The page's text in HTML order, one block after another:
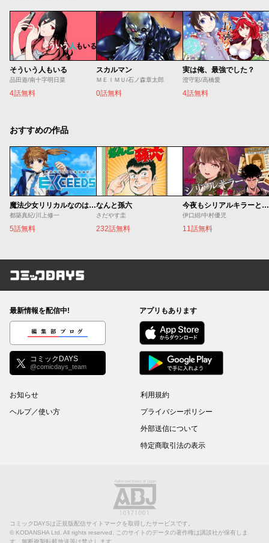
そういう人もいる
品田遊/南十字明日菜
4話無料
スカルマン
ＭＥＩＭＵ/石ノ森章太郎
0話無料
実は俺、最強でした？
澄守彩/高橋愛
4話無料
おすすめの作品
魔法少女リリカルなのは EXCEEDS
都築真紀/川上修一
5話無料
なんと孫六
さだやす圭
232話無料
今夜もシリアルキラーと待ち合わせ
伊口紺/中村優児
11話無料
コミックDAYS
最新情報を配信中!
編集部ブログ
コミックDAYS
@comicdays_team
アプリもあります
お知らせ
ヘルプ／使い方
利用規約
プライバシーポリシー
外部送信について
特定商取引法の表示
コミックDAYSは正規版配信サイトマークを取得したサービスです。
© KODANSHA Ltd. All rights reserved. このサイトのデータの著作権は講談社が保有しま
す。無断複製転載放送等は禁止します。